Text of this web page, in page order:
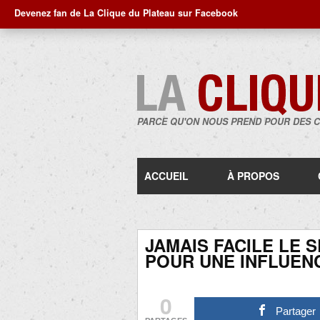
Devenez fan de La Clique du Plateau sur Facebook
PARCE QU'ON NOUS PREND POUR DES
ACCUEIL À PROPOS
JAMAIS FACILE LE
POUR UNE
0 Partager